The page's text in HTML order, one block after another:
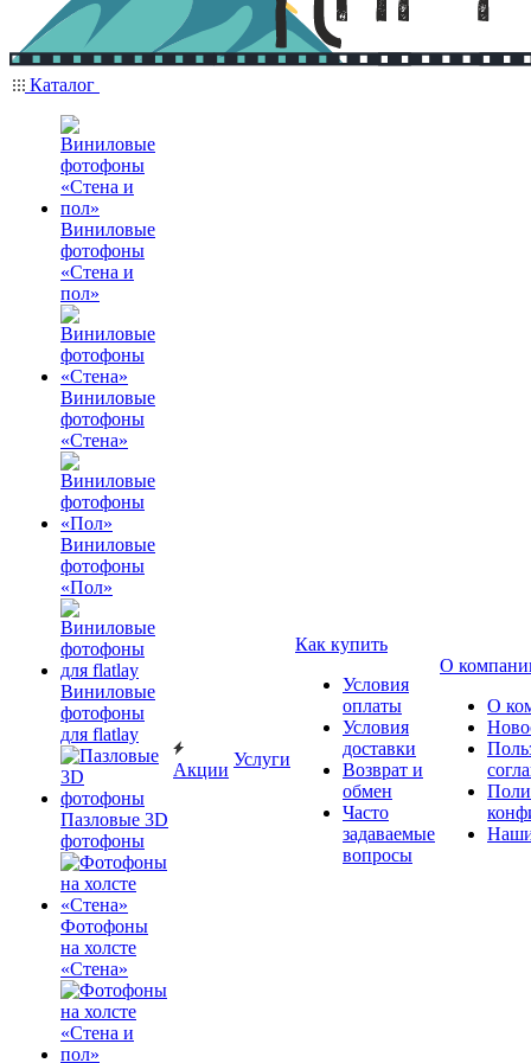
Каталог
Виниловые
фотофоны
«Стена и
пол»
Виниловые
фотофоны
«Стена»
Виниловые
фотофоны
«Пол»
Виниловые
фотофоны
для flatlay
Пазловые 3D
фотофоны
Фотофоны
на холсте
«Стена»
Акции
Услуги
Как купить
Условия
оплаты
Условия
доставки
Возврат и
обмен
Часто
задаваемые
вопросы
О
О